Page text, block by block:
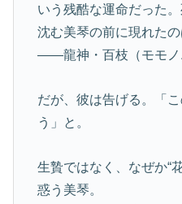
いう残酷な運命だった
沈む美琴の前に現れた
――龍神・百枝（モモノ
だが、彼は告げる。「
う」と。
生贄ではなく、なぜか“
惑う美琴。